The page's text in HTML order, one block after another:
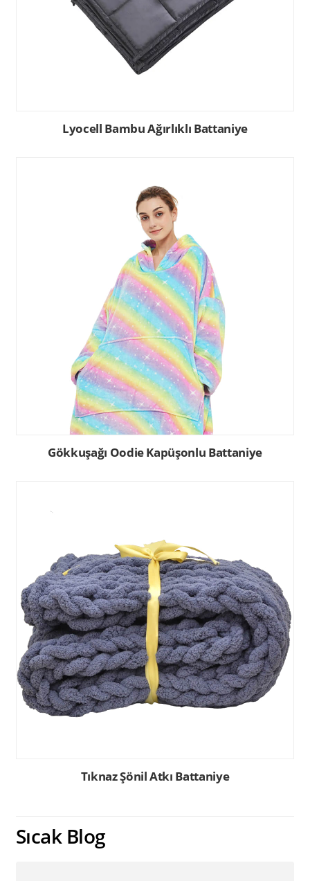
Lyocell Bambu Ağırlıklı Battaniye
Gökkuşağı Oodie Kapüşonlu Battaniye
Tıknaz Şönil Atkı Battaniye
Sıcak Blog